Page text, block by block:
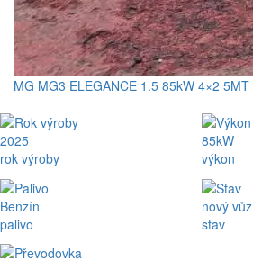
MG MG3 ELEGANCE 1.5 85kW 4×2 5MT
2025
rok výroby
Benzín
palivo
85kW
výkon
nový vůz
stav